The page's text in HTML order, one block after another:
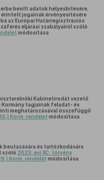
bevitt adatok helyesbítésére,
jogainak érvényesítésére
az Európai Határregisztrációs
eljárási szabályairól szóló
módosítása
Kabinetirodát vezető
tagjainak feladat- és
meghatározásával összefüggő
Korm. rendelet módosítása
beutazására és tartózkodására
szóló 2023. évi XC. törvény
Korm. rendelet módosítása